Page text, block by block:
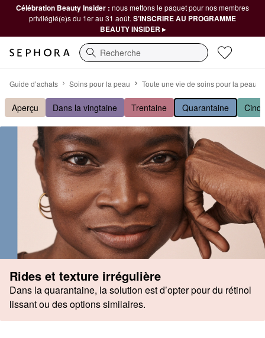
Célébration Beauty Insider : nous mettons le paquet pour nos membres
privilégié(e)s du 1er au 31 août. S’INSCRIRE AU PROGRAMME
BEAUTY INSIDER ▸
Recherche
Guide d’achats Soins pour la peau Toute une vie de soins pour la peau
Aperçu Dans la vingtaine Trentaine Quarantaine
Rides et texture irrégulière
Dans la quarantaine, la solution est d’opter pour du rétinol
lissant ou des options similaires.